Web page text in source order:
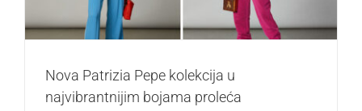
Nova Patrizia Pepe kolekcija u
najvibrantnijim bojama proleća